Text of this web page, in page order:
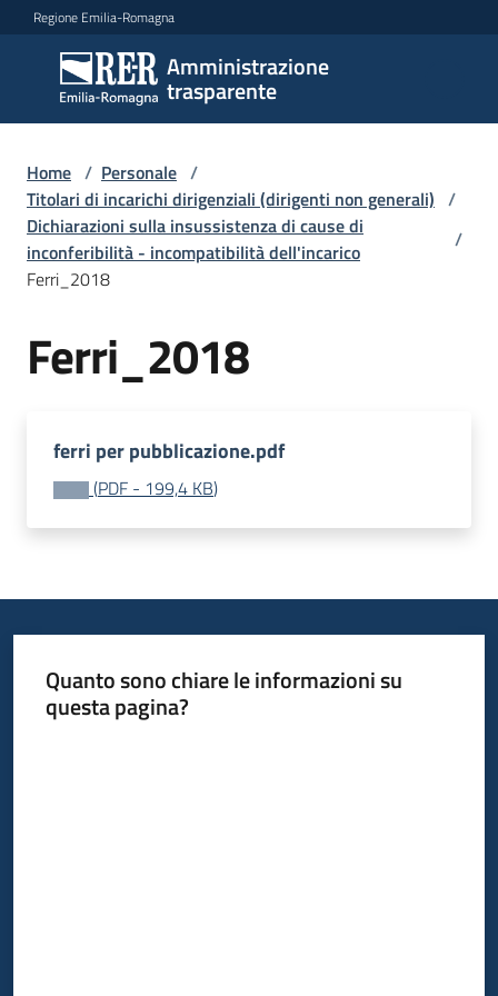
Vai al contenuto
Vai alla navigazione
Vai al footer
Regione Emilia-Romagna
Amministrazione
trasparente
Amministrazione
trasparente
Sottosezioni
Accesso
Home / Personale /
Titolari di incarichi dirigenziali (dirigenti non generali) /
Dichiarazioni sulla insussistenza di cause di
inconferibilità - incompatibilità dell'incarico
/
Ferri_2018
Ferri_2018
ferri per pubblicazione.pdf
(PDF - 199,4 KB)
Quanto sono chiare le informazioni su
questa pagina?